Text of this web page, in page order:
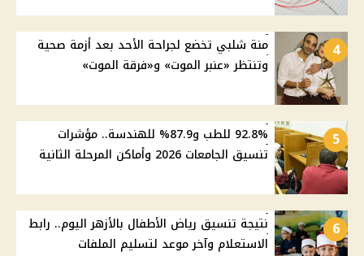
4
منة شلبي تخضع لجراحة الأحد بعد أزمة صحية
وتنتظر «عنبر الموت» و«فرقة الموت»
5
92.8% للطب و87.9% للهندسة.. مؤشرات
تنسيق الجامعات 2026 وأماكن المرحلة الثانية
6
نتيجة تنسيق رياض الأطفال بالأزهر اليوم.. رابط
الاستعلام وآخر موعد لتسليم الملفات